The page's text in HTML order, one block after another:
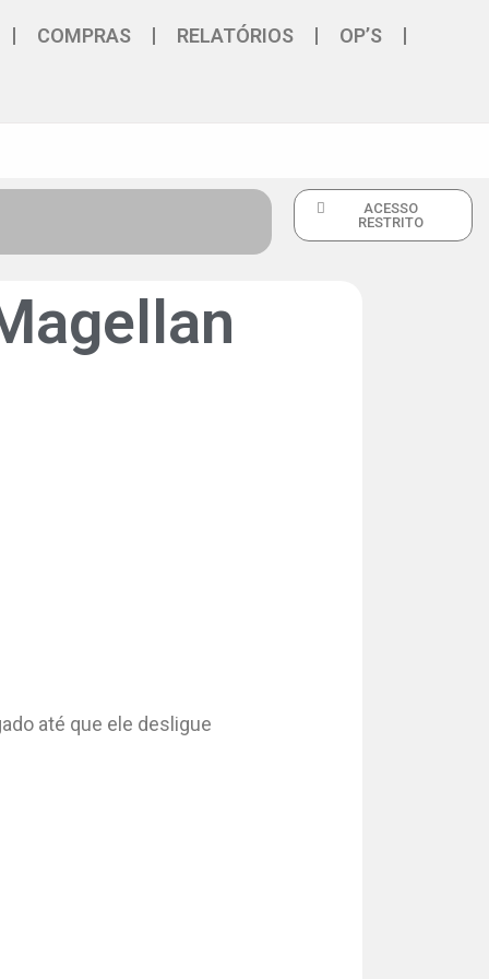
COMPRAS RELATÓRIOS OP’S
ACESSO
RESTRITO
até que ele desligue